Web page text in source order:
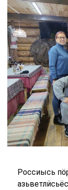
Россиысь